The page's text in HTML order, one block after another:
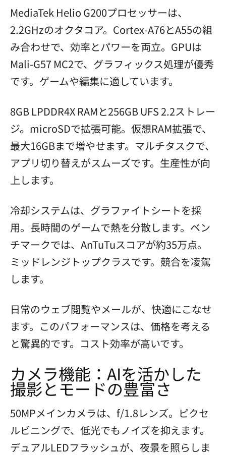
MediaTek Helio G200プロセッサーは、
2.2GHzのオクタコア。Cortex-A76とA55の組
み合わせで、効率とパワーを両立。GPUは
Mali-G57 MC2で、グラフィックス処理が優秀
です。ゲームや編集に適しています。
8GB LPDDR4X RAMと256GB UFS 2.2ストレー
ジ。microSDで拡張可能。仮想RAM拡張で、
最大16GBまで増やせます。マルチタスクで、
アプリ切り替えがスムーズです。生産性が向
上します。
冷却システムは、グラファイトシートを採
用。長時間のゲームで熱を分散します。ベン
チマークでは、AnTuTuスコアが約35万点。
ミッドレンジトップクラスです。競合を凌駕
します。
日常のウェブ閲覧やメールが、快適にこなせ
ます。このパフォーマンスは、価格を考える
と驚異的です。コスト効率が高いです。
カメラ機能：AIを活かした
撮影とモードの豊富さ
50MPメインカメラは、f/1.8レンズ。ピクセ
ルビニングで、低光でもノイズを抑えます。
デュアルLEDフラッシュが、夜景を照らしま